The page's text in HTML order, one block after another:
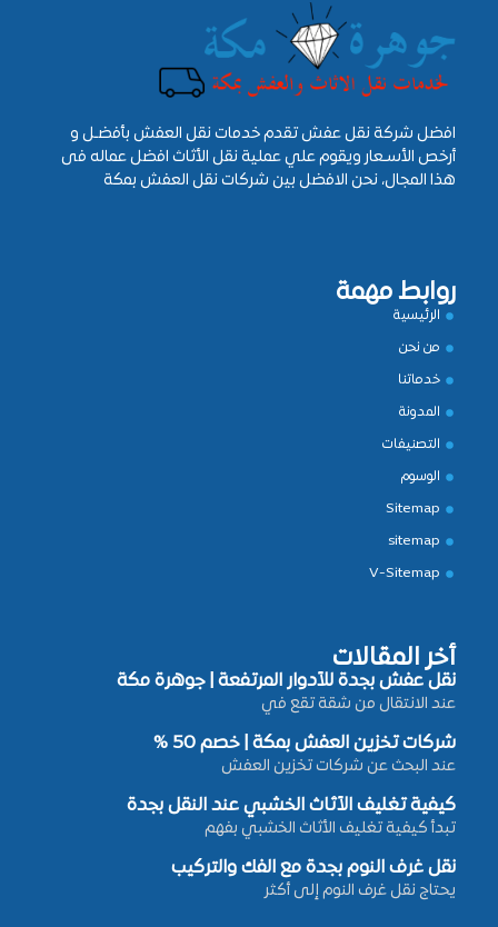
افضل شركة نقل عفش تقدم خدمات نقل العفش بأفضـل و
أرخص الأسـعار ويقوم علي عملية نقل الأثاث افضل عماله فى
هذا المجال، نحن الافضل بين شركات نقل العفش بمكة
روابط مهمة
الرئيسية
من نحن
خدماتنا
المدونة
التصنيفات
الوسوم
Sitemap
sitemap
V-Sitemap
أخر المقالات
نقل عفش بجدة للأدوار المرتفعة | جوهرة مكة
عند الانتقال من شقة تقع في
شركات تخزين العفش بمكة | خصم 50 %
عند البحث عن شركات تخزين العفش
كيفية تغليف الأثاث الخشبي عند النقل بجدة
تبدأ كيفية تغليف الأثاث الخشبي بفهم
نقل غرف النوم بجدة مع الفك والتركيب
يحتاج نقل غرف النوم إلى أكثر